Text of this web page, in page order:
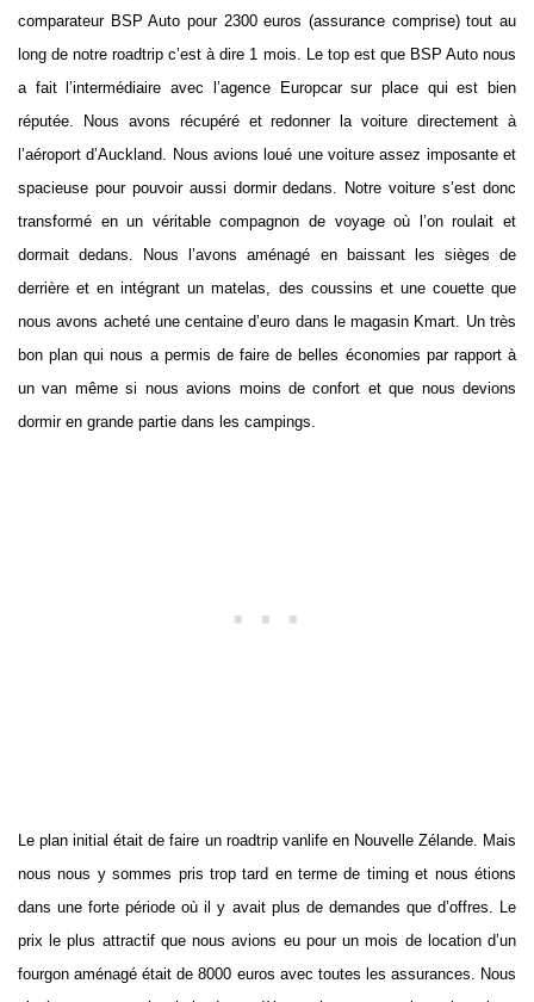
comparateur BSP Auto pour 2300 euros (assurance comprise) tout au
long de notre roadtrip c’est à dire 1 mois. Le top est que BSP Auto nous
a fait l’intermédiaire avec l’agence Europcar sur place qui est bien
réputée. Nous avons récupéré et redonner la voiture directement à
l’aéroport d’Auckland. Nous avions loué une voiture assez imposante et
spacieuse pour pouvoir aussi dormir dedans. Notre voiture s’est donc
transformé en un véritable compagnon de voyage où l’on roulait et
dormait dedans. Nous l’avons aménagé en baissant les sièges de
derrière et en intégrant un matelas, des coussins et une couette que
nous avons acheté une centaine d’euro dans le magasin Kmart. Un très
bon plan qui nous a permis de faire de belles économies par rapport à
un van même si nous avions moins de confort et que nous devions
dormir en grande partie dans les campings.
Le plan initial était de faire un roadtrip vanlife en Nouvelle Zélande. Mais
nous nous y sommes pris trop tard en terme de timing et nous étions
dans une forte période où il y avait plus de demandes que d’offres. Le
prix le plus attractif que nous avions eu pour un mois de location d’un
fourgon aménagé était de 8000 euros avec toutes les assurances. Nous